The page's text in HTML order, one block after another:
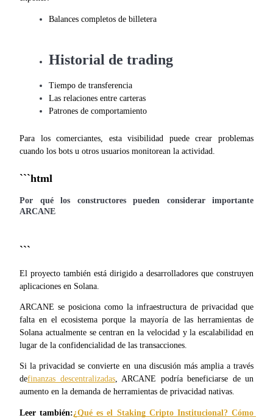
Inversión automática
Obtenga ganancias a largo plazo e intereses flexibles
Aprender Staking
Balances completos de billetera
Historial de trading
Tiempo de transferencia
Las relaciones entre carteras
Patrones de comportamiento
Para los comerciantes, esta visibilidad puede crear problemas
cuando los bots u otros usuarios monitorean la actividad.
Por qué los constructores pueden considerar importante
ARCANE
```
El proyecto también está dirigido a desarrolladores que construyen
aplicaciones en Solana.
ARCANE se posiciona como la infraestructura de privacidad que
falta en el ecosistema porque la mayoría de las herramientas de
Solana actualmente se centran en la velocidad y la escalabilidad en
lugar de la confidencialidad de las transacciones.
Si la privacidad se convierte en una discusión más amplia a través
definanzas descentralizadas, ARCANE podría beneficiarse de un
aumento en la demanda de herramientas de privacidad nativas.
Leer también:¿Qué es el Staking Cripto Institucional? Cómo